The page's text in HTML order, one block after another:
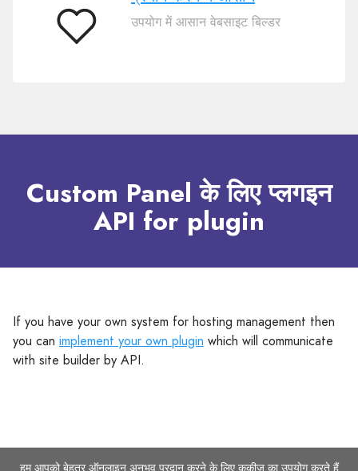
प्रयोग
उपयोग में आसान वेबसाइट बिल्डर
Custom Panel के लिए प्लगइन
API for plugin
If you have your own system for hosting management then
you can implement your own plugin which will communicate
with site builder by API.
हम आपको बेहतर ऑनलाइन अनुभव प्रदान करने के लिए कुकीज़ का उपयोग करते हैं